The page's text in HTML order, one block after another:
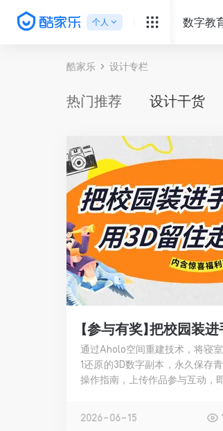
个人 ∨ 数字教
酷家乐 设计专栏
热门推荐 设计干货
通过Aholo空间重建技术，将寝
1还原的3D数字副本，永久保存
操作指南，上传作品参与互动，
2026-06-15